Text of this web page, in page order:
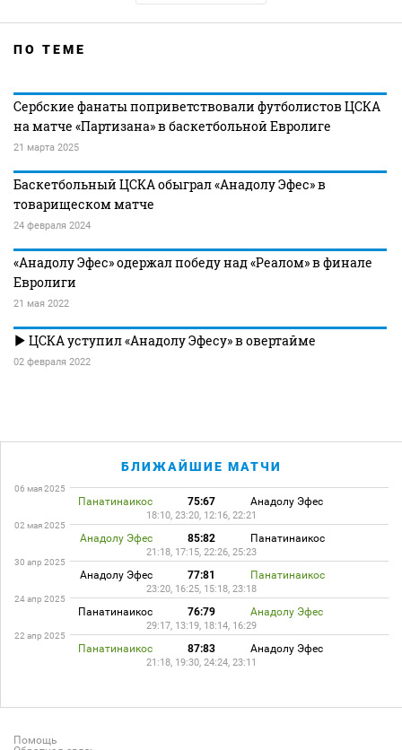
ПО ТЕМЕ
Сербские фанаты поприветствовали футболистов ЦСКА
на матче «Партизана» в баскетбольной Евролиге
21 марта 2025
Баскетбольный ЦСКА обыграл «Анадолу Эфес» в
товарищеском матче
24 февраля 2024
«Анадолу Эфес» одержал победу над «Реалом» в финале
Евролиги
21 мая 2022
ЦСКА уступил «Анадолу Эфесу» в овертайме
02 февраля 2022
БЛИЖАЙШИЕ МАТЧИ
06 мая 2025
Панатинаикос 75:67 Анадолу Эфес
18:10, 23:20, 12:16, 22:21
02 мая 2025
Анадолу Эфес 85:82 Панатинаикос
21:18, 17:15, 22:26, 25:23
30 апр 2025
Анадолу Эфес 77:81 Панатинаикос
23:20, 16:25, 15:18, 23:18
24 апр 2025
Панатинаикос 76:79 Анадолу Эфес
29:17, 13:19, 18:14, 16:29
22 апр 2025
Панатинаикос 87:83 Анадолу Эфес
21:18, 19:30, 24:24, 23:11
Помощь